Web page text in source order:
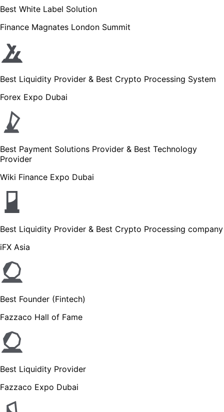
Best White Label Solution
Finance Magnates London Summit
Best Liquidity Provider & Best Crypto Processing System
Forex Expo Dubai
Best Payment Solutions Provider & Best Technology
Provider
Wiki Finance Expo Dubai
Best Liquidity Provider & Best Crypto Processing company
iFX Asia
Best Founder (Fintech)
Fazzaco Hall of Fame
Best Liquidity Provider
Fazzaco Expo Dubai